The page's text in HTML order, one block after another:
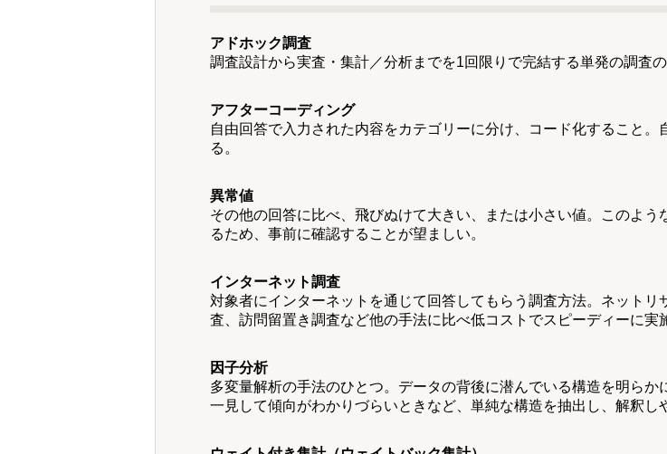
アドホック調査
調査設計から実査・集計／分析までを1回限りで完結する単発の調査の
アフターコーディング
自由回答で入力された内容をカテゴリーに分け、コード化すること
る。
異常値
その他の回答に比べ、飛びぬけて大きい、または小さい値。このよ
るため、事前に確認することが望ましい。
インターネット調査
対象者にインターネットを通じて回答してもらう調査方法。ネット
査、訪問留置き調査など他の手法に比べ低コストでスピーディーに実
因子分析
多変量解析の手法のひとつ。データの背後に潜んでいる構造を明ら
一見して傾向がわかりづらいときなど、単純な構造を抽出し、解釈し